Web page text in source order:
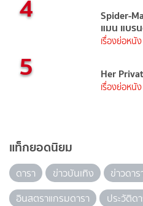
Spider-
แมน แบร
เรื่องย่อหนัง
5 Her
เรื่องย่อหนัง
แท็กยอดนิยม
ดารา ข่าวบันเทิง ข่าวดาร
อินสตราแกรมดารา
ประวัติด